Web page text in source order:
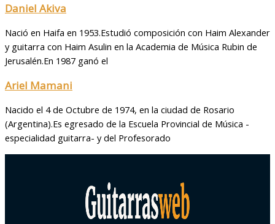
Daniel Akiva
Nació en Haifa en 1953.Estudió composición con Haim Alexander
y guitarra con Haim Asulin en la Academia de Música Rubin de
Jerusalén.En 1987 ganó el
Ariel Mamani
Nacido el 4 de Octubre de 1974, en la ciudad de Rosario
(Argentina).Es egresado de la Escuela Provincial de Música -
especialidad guitarra- y del Profesorado